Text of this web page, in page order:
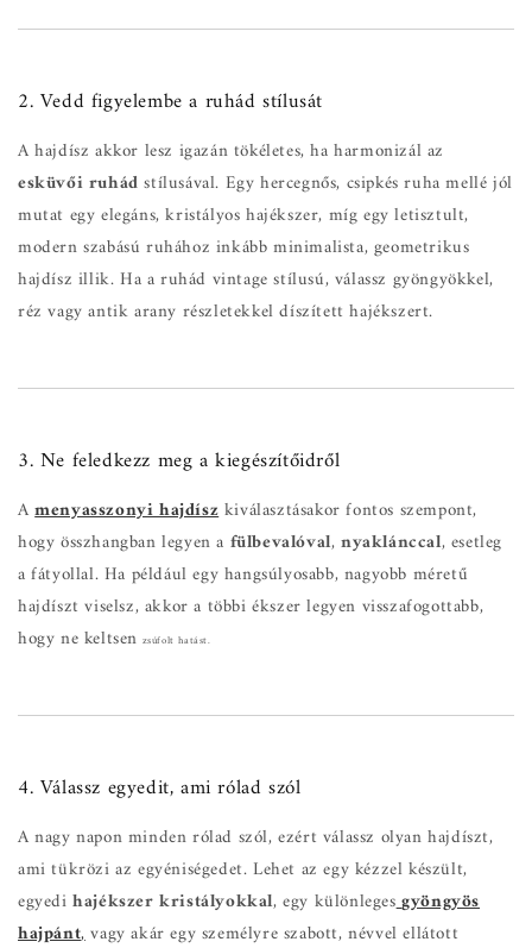
2. Vedd figyelembe a ruhád stílusát
A hajdísz akkor lesz igazán tökéletes, ha harmonizál az
esküvői ruhádstílusával. Egy hercegnős, csipkés ruha mellé jól
mutat egy elegáns, kristályos hajékszer, míg egy letisztult,
modern szabású ruhához inkább minimalista, geometrikus
hajdísz illik. Ha a ruhád vintage stílusú, válassz gyöngyökkel,
réz vagy antik arany részletekkel díszített hajékszert.
3. Ne feledkezz meg a kiegészítőidről
Amenyasszonyi hajdíszkiválasztásakor fontos szempont,
hogy összhangban legyen a fülbevalóval,nyaklánccal, esetleg
a fátyollal. Ha például egy hangsúlyosabb, nagyobb méretű
hajdíszt viselsz, akkor a többi ékszer legyen visszafogottabb,
hogy ne keltsen zsúfolt hatást.
4. Válassz egyedit, ami rólad szól
A nagy napon minden rólad szól, ezért válassz olyan hajdíszt,
ami tükrözi az egyéniségedet. Lehet az egy kézzel készült,
egyedihajékszer kristályokkal, egy különlegesgyöngyös
hajpánt,vagy akár egy személyre szabott, névvel ellátott